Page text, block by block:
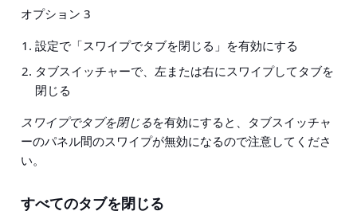
オプション 3
設定で「スワイプでタブを閉じる」を有効にする
タブスイッチャーで、左または右にスワイプしてタブを
閉じ る
スワイプでタブを閉じるを有効にすると、タブスイッチャ
ーのパネル間のスワイプが無効になるので注意してくださ
い。
すべてのタブを閉じる